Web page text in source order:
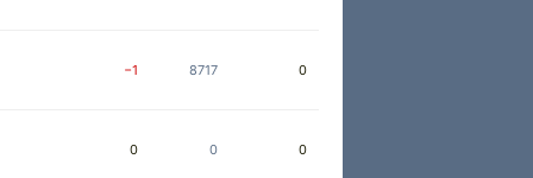
−1 8717 0
0 0 0